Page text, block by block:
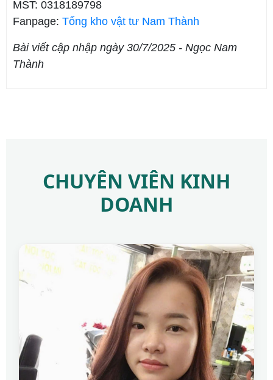
MST: 0318189798
Fanpage: Tổng kho vật tư Nam Thành
Bài viết cập nhập ngày 30/7/2025 - Ngọc Nam
Thành
CHUYÊN VIÊN KINH
DOANH